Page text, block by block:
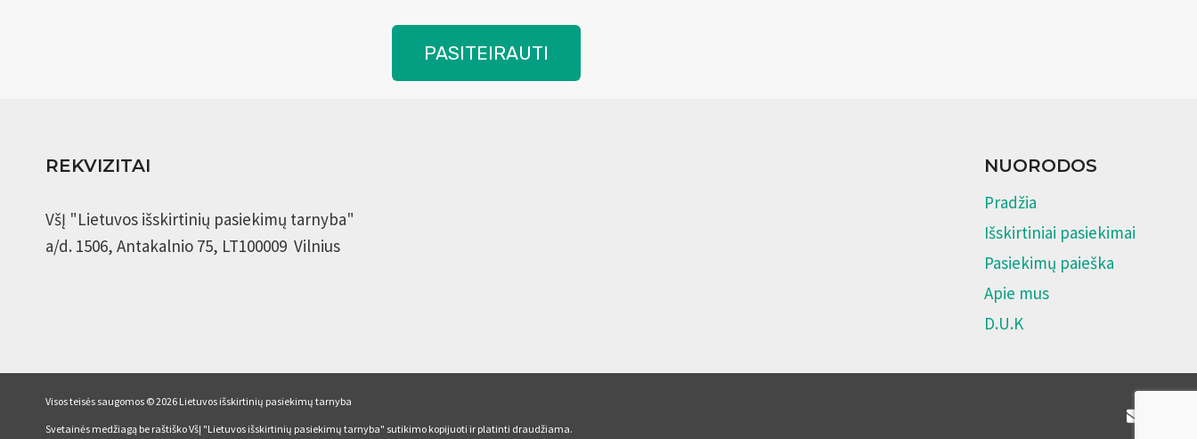
PASITEIRAUTI
REKVIZITAI
VšĮ "Lietuvos išskirtinių pasiekimų tarnyba"
a/d. 1506, Antakalnio 75, LT100009 Vilnius
NUORODOS
Pradžia
Išskirtiniai pasiekimai
Pasiekimų paieška
Apie mus
D.U.K
Visos teisės saugomos © 2026 Lietuvos išskirtinių pasiekimų tarnyba
Svetainės medžiagą be raštiško VšĮ "Lietuvos išskirtinių pasiekimų tarnyba" sutikimo kopijuoti ir platinti draudžiama.